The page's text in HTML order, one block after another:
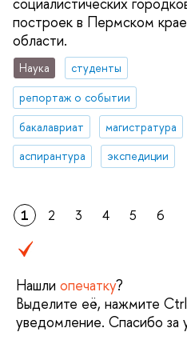
построек в Пермском
области.
Наука
студенты
репортаж о событии
бакалавриат
магистратура
аспирантура
экспедиции
1 2 3 4 5 6
Нашли опечатку?
Выделите её, нажмите
уведомление. Спасибо за